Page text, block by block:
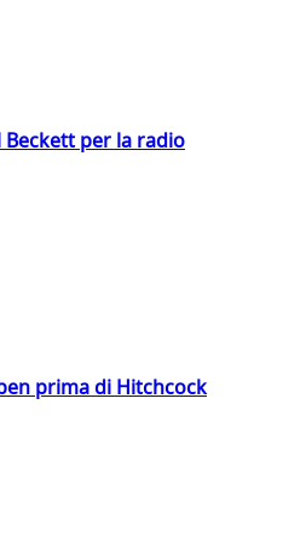
per la radio
prima di Hitchcock